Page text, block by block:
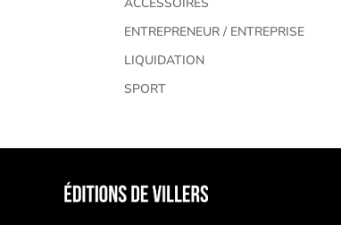
ENTREPRENEUR / ENTREPRISE
LIQUIDATION
SPORT